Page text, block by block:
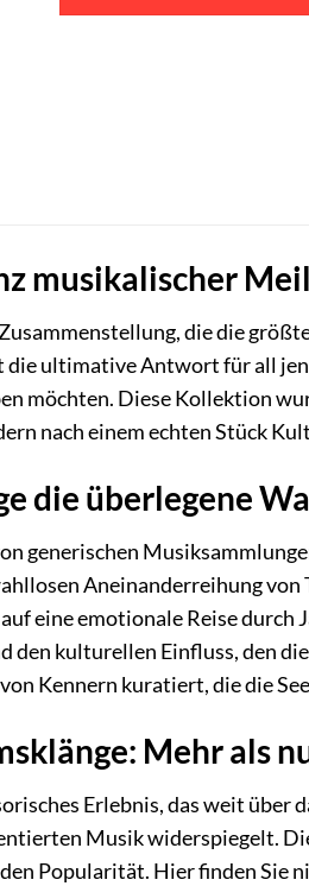
musikalischer
die die
ultimative Antwort für all
möchten. Diese Kollektion
nach einem echten Stück
die überlegene
generischen
Aneinanderreihung
eine emotionale Reise
kulturellen Einfluss, den
Kennern kuratiert, die die
Mehr als
Erlebnis, das weit über
Musik widerspiegelt.
Popularität. Hier finden Sie